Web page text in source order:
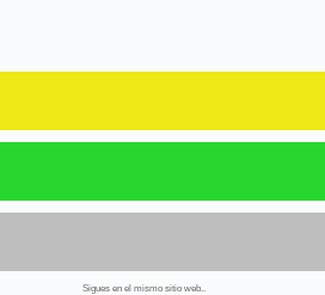
Sigues en el mismo sitio web..